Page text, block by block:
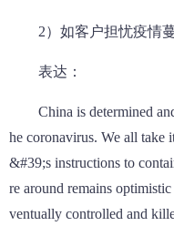
2）如客户担忧疫情蔓
表达：
China is determined and
he coronavirus. We all take
&#39;s instructions to
re around remains
ventually controlled and